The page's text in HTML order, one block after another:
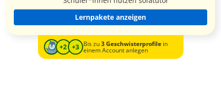
Lernpakete anzeigen
Bis zu3 Geschwisterprofilein
einem Account anlegen